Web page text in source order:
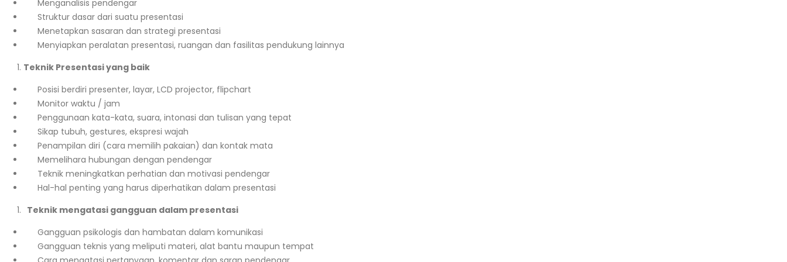
Menganalisis pendengar
Struktur dasar dari suatu presentasi
Menetapkan sasaran dan strategi presentasi
Menyiapkan peralatan presentasi, ruangan dan fasilitas pendukung lainnya
Teknik Presentasi yang baik
Posisi berdiri presenter, layar, LCD projector, flipchart
Monitor waktu / jam
Penggunaan kata-kata, suara, intonasi dan tulisan yang tepat
Sikap tubuh, gestures, ekspresi wajah
Penampilan diri (cara memilih pakaian) dan kontak mata
Memelihara hubungan dengan pendengar
Teknik meningkatkan perhatian dan motivasi pendengar
Hal-hal penting yang harus diperhatikan dalam presentasi
Teknik mengatasi gangguan dalam presentasi
Gangguan psikologis dan hambatan dalam komunikasi
Gangguan teknis yang meliputi materi, alat bantu maupun tempat